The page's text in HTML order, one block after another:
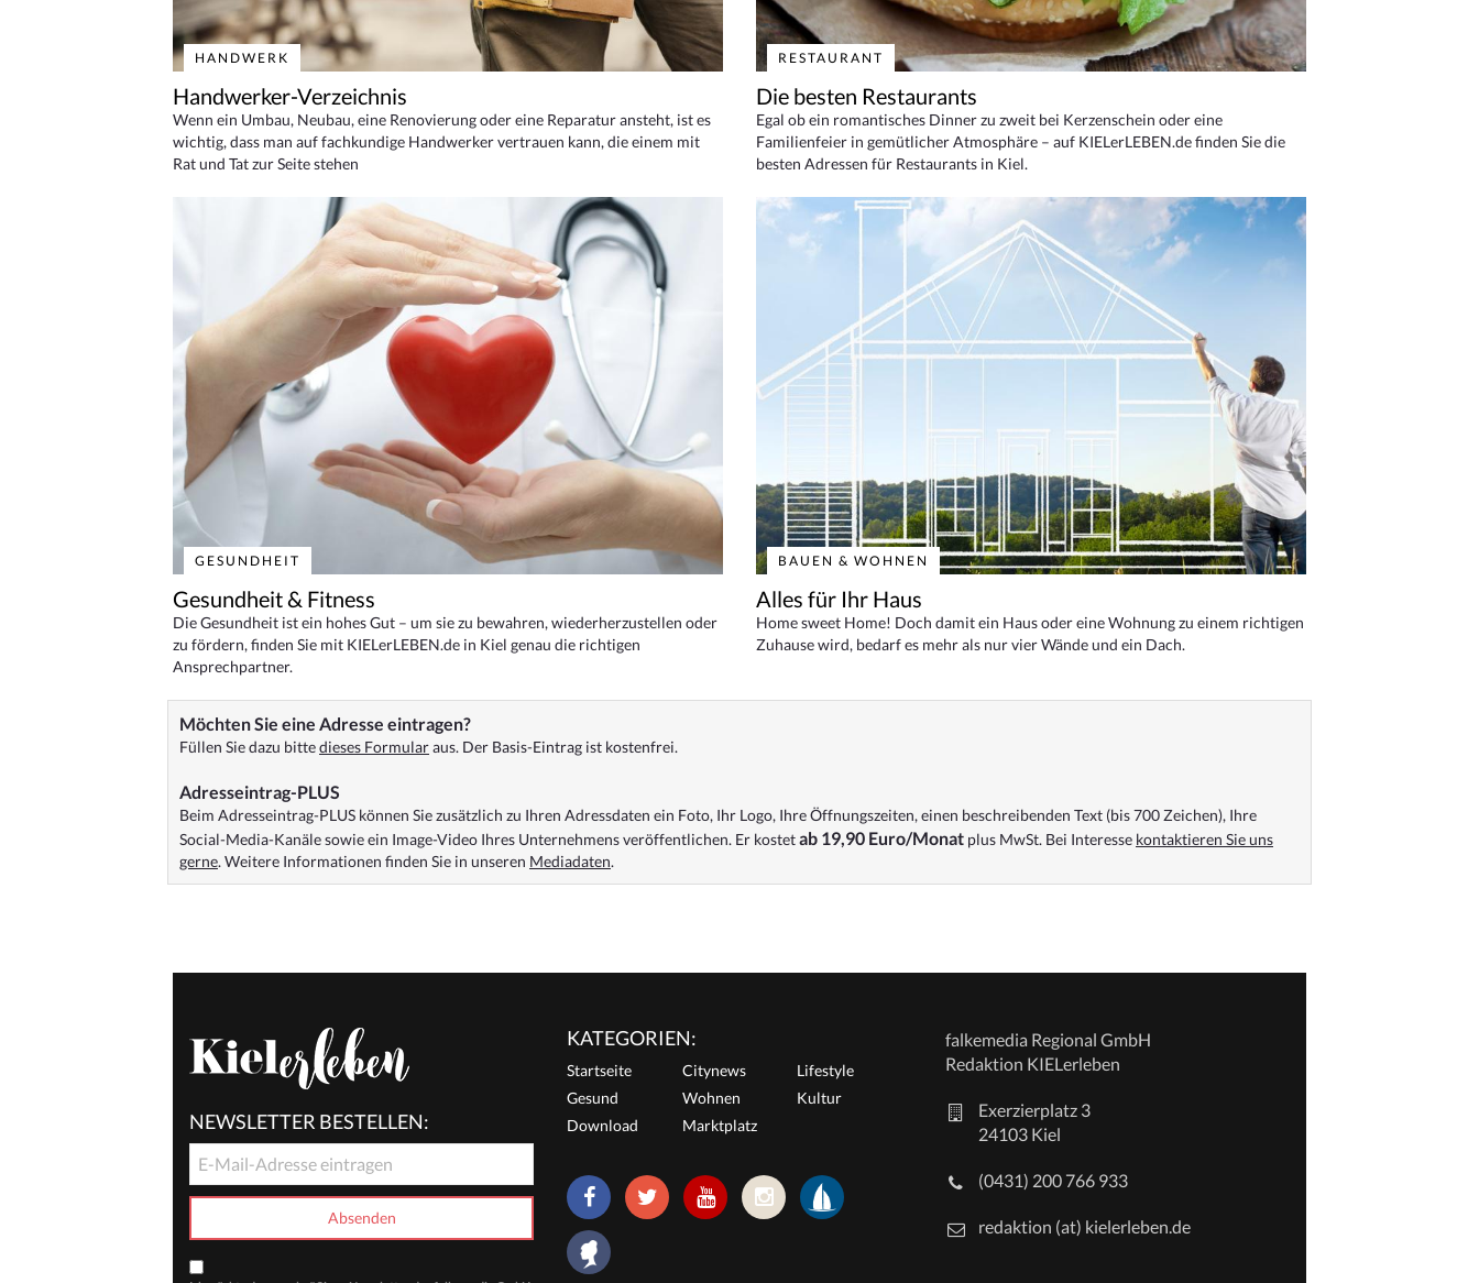
HANDWERK
Handwerker-Verzeichnis
Wenn ein Umbau, Neubau, eine Renovierung oder eine Reparatur ansteht, ist es
wichtig, dass man auf fachkundige Handwerker vertrauen kann, die einem mit
Rat und Tat zur Seite stehen
RESTAURANT
Die besten Restaurants
Egal ob ein romantisches Dinner zu zweit bei Kerzenschein oder eine
Familienfeier in gemütlicher Atmosphäre – auf KIELerLEBEN.de finden Sie die
besten Adressen für Restaurants in Kiel.
GESUNDHEIT
Gesundheit & Fitness
Die Gesundheit ist ein hohes Gut – um sie zu bewahren, wiederherzustellen oder
zu fördern, finden Sie mit KIELerLEBEN.de in Kiel genau die richtigen
Ansprechpartner.
BAUEN & WOHNEN
Alles für Ihr Haus
Home sweet Home! Doch damit ein Haus oder eine Wohnung zu einem richtigen
Zuhause wird, bedarf es mehr als nur vier Wände und ein Dach.
Möchten Sie eine Adresse eintragen?
Füllen Sie dazu bittedieses Formularaus. Der Basis-Eintrag ist kostenfrei.
Adresseintrag-PLUS
Beim Adresseintrag-PLUS können Sie zusätzlich zu Ihren Adressdaten ein Foto, Ihr Logo, Ihre Öffnungszeiten, einen beschreibenden Text (bis 700 Zeichen), Ihre
Social-Media-Kanäle sowie ein Image-Video Ihres Unternehmens veröffentlichen. Er kostetab 19,90 Euro/Monat plus MwSt. Bei Interesse kontaktieren Sie uns
gerne. Weitere Informationen finden Sie in unseren Mediadaten.
NEWSLETTER BESTELLEN:
KATEGORIEN:
Startseite Citynews
Lifestyle
Gesund
Wohnen
Kultur
Download
Marktplatz
falkemedia Regional GmbH
Redaktion KIELerleben
Exerzierplatz 3
24103 Kiel
(0431) 200 766 933
redaktion (at) kielerleben.de